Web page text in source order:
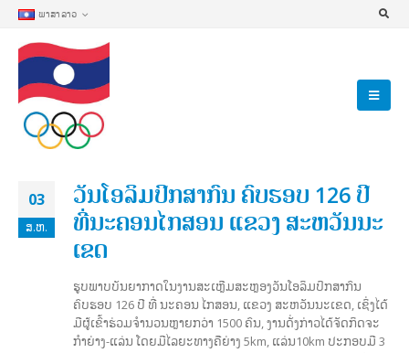
ພາສາລາວ
03
ສ.ຫ.
ວັນໂອລິມປິກສາກົນ ຄົບຮອບ 126 ປີ
ທີ່ນະຄອນໄກສອນ ແຂວງ ສະຫວັນນະ
ເຂດ
ຮູບພາບບັນຍາກາດໃນງານສະເຫຼີມສະຫຼອງວັນໂອລິມປິກສາກົນ
ຄົບຮອບ 126 ປີ ທີ່ ນະຄອນ ໄກສອນ, ແຂວງ ສະຫວັນນະເຂດ, ເຊິ່ງໄດ້
ມີຜູ້ເຂົ້າຮ່ວມຈໍານວນຫຼາຍກວ່າ 1500 ຄົນ, ງານດັ່ງກ່າວໄດ້ຈັດກິດຈະ
ກໍາຍ່າງ-ແລ່ນ ໂດຍມີໄລຍະທາງຄືຍ່າງ 5km, ແລ່ນ10km ປະກອບມີ 3